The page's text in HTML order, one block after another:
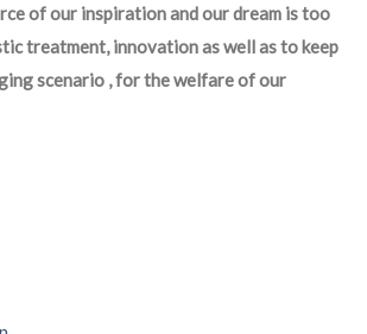
of our inspiration and our dream is too
treatment, innovation as well as to keep
scenario , for the welfare of our